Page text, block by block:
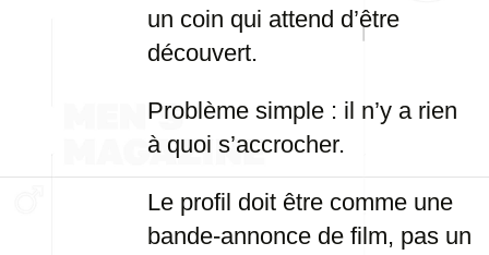
un coin qui attend d’être
découvert.
Problème simple : il n’y a rien
à quoi s’accrocher.
Le profil doit être comme une
bande-annonce de film, pas un